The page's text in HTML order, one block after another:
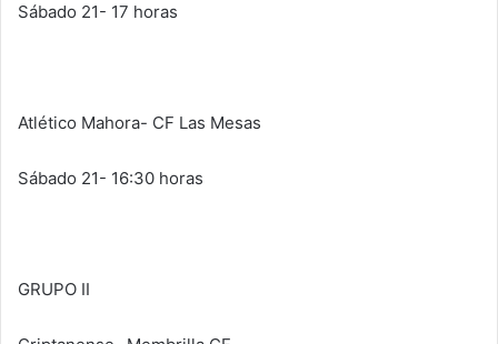
Sábado 21- 17 horas
Atlético Mahora- CF Las Mesas
Sábado 21- 16:30 horas
GRUPO II